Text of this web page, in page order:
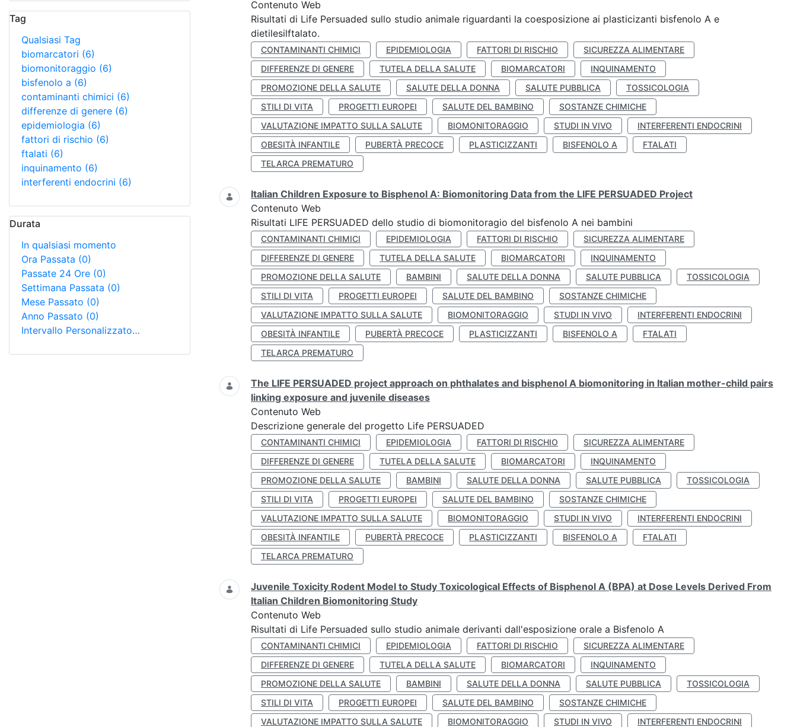
Tag
Qualsiasi Tag
biomarcatori (6)
biomonitoraggio (6)
bisfenolo a (6)
contaminanti chimici (6)
differenze di genere (6)
epidemiologia (6)
fattori di rischio (6)
ftalati (6)
inquinamento (6)
interferenti endocrini (6)
Durata
In qualsiasi momento
Ora Passata (0)
Passate 24 Ore (0)
Settimana Passata (0)
Mese Passato (0)
Anno Passato (0)
Intervallo Personalizzato…
Contenuto Web
Risultati di Life Persuaded sullo studio animale riguardanti la coesposizione ai plasticizanti bisfenolo A e
dietilesilftalato.
CONTAMINANTI CHIMICI EPIDEMIOLOGIA FATTORI DI RISCHIO
SICUREZZA ALIMENTARE
DIFFERENZE DI GENERE
TUTELA DELLA SALUTE BIOMARCATORI
INQUINAMENTO
PROMOZIONE DELLA SALUTE
SALUTE DELLA DONNA SALUTE PUBBLICA
TOSSICOLOGIA
STILI DI VITA
PROGETTI EUROPEI SALUTE DEL BAMBINO
SOSTANZE CHIMICHE
VALUTAZIONE IMPATTO SULLA SALUTE
BIOMONITORAGGIO STUDI IN VIVO
INTERFERENTI ENDOCRINI
OBESITÀ INFANTILE
PUBERTÀ PRECOCE PLASTICIZZANTI BISFENOLO A
FTALATI
TELARCA PREMATURO
Italian Children Exposure to Bisphenol A: Biomonitoring Data from the LIFE PERSUADED Project
Contenuto Web
Risultati LIFE PERSUADED dello studio di biomonitoragio del bisfenolo A nei bambini
CONTAMINANTI CHIMICI EPIDEMIOLOGIA FATTORI DI RISCHIO
SICUREZZA ALIMENTARE
DIFFERENZE DI GENERE
TUTELA DELLA SALUTE BIOMARCATORI
INQUINAMENTO
PROMOZIONE DELLA SALUTE
BAMBINI SALUTE DELLA DONNA SALUTE PUBBLICA
TOSSICOLOGIA
STILI DI VITA
PROGETTI EUROPEI SALUTE DEL BAMBINO
SOSTANZE CHIMICHE
VALUTAZIONE IMPATTO SULLA SALUTE
BIOMONITORAGGIO STUDI IN VIVO
INTERFERENTI ENDOCRINI
OBESITÀ INFANTILE
PUBERTÀ PRECOCE PLASTICIZZANTI BISFENOLO A
FTALATI
TELARCA PREMATURO
The LIFE PERSUADED project approach on phthalates and bisphenol A biomonitoring in Italian mother-child pairs
linking exposure and juvenile diseases
Contenuto Web
Descrizione generale del progetto Life PERSUADED
CONTAMINANTI CHIMICI EPIDEMIOLOGIA FATTORI DI RISCHIO
SICUREZZA ALIMENTARE
DIFFERENZE DI GENERE
TUTELA DELLA SALUTE BIOMARCATORI
INQUINAMENTO
PROMOZIONE DELLA SALUTE
BAMBINI SALUTE DELLA DONNA SALUTE PUBBLICA
TOSSICOLOGIA
STILI DI VITA
PROGETTI EUROPEI SALUTE DEL BAMBINO
SOSTANZE CHIMICHE
VALUTAZIONE IMPATTO SULLA SALUTE
BIOMONITORAGGIO STUDI IN VIVO
INTERFERENTI ENDOCRINI
OBESITÀ INFANTILE
PUBERTÀ PRECOCE PLASTICIZZANTI BISFENOLO A
FTALATI
TELARCA PREMATURO
Juvenile Toxicity Rodent Model to Study Toxicological Effects of Bisphenol A (BPA) at Dose Levels Derived From
Italian Children Biomonitoring Study
Contenuto Web
Risultati di Life Persuaded sullo studio animale derivanti dall'esposizione orale a Bisfenolo A
CONTAMINANTI CHIMICI EPIDEMIOLOGIA FATTORI DI RISCHIO
SICUREZZA ALIMENTARE
DIFFERENZE DI GENERE
TUTELA DELLA SALUTE BIOMARCATORI
INQUINAMENTO
PROMOZIONE DELLA SALUTE
BAMBINI SALUTE DELLA DONNA SALUTE PUBBLICA
TOSSICOLOGIA
STILI DI VITA
PROGETTI EUROPEI SALUTE DEL BAMBINO
SOSTANZE CHIMICHE
VALUTAZIONE IMPATTO SULLA SALUTE
BIOMONITORAGGIO STUDI IN VIVO
INTERFERENTI ENDOCRINI